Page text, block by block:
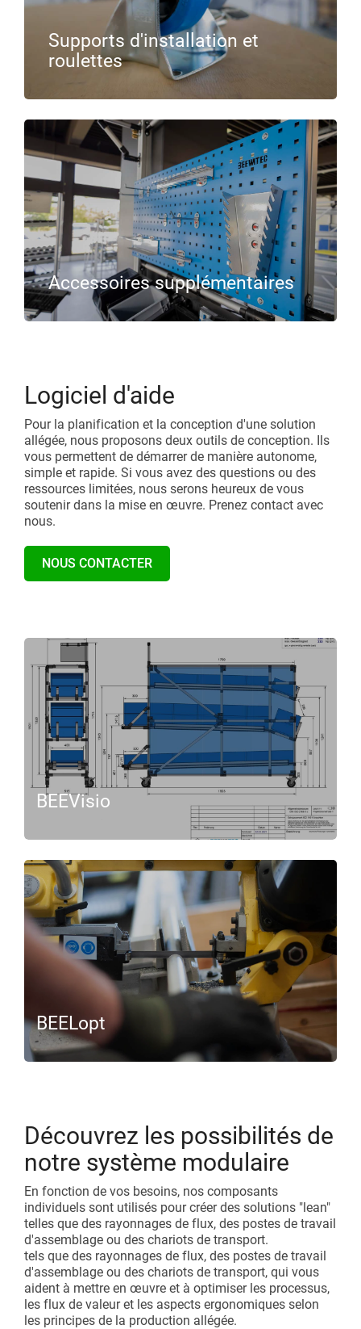
Supports d'installation et
roulettes
Accessoires supplémentaires
Logiciel d'aide
Pour la planification et la conception d'une solution
allégée, nous proposons deux outils de conception. Ils
vous permettent de démarrer de manière autonome,
simple et rapide. Si vous avez des questions ou des
ressources limitées, nous serons heureux de vous
soutenir dans la mise en œuvre. Prenez contact avec
nous.
NOUS CONTACTER
BEEVisio
BEELopt
Découvrez les possibilités de
notre système modulaire
En fonction de vos besoins, nos composants
individuels sont utilisés pour créer des solutions "lean"
telles que des rayonnages de flux, des postes de travail
d'assemblage ou des chariots de transport.
tels que des rayonnages de flux, des postes de travail
d'assemblage ou des chariots de transport, qui vous
aident à mettre en œuvre et à optimiser les processus,
les flux de valeur et les aspects ergonomiques selon
les principes de la production allégée.